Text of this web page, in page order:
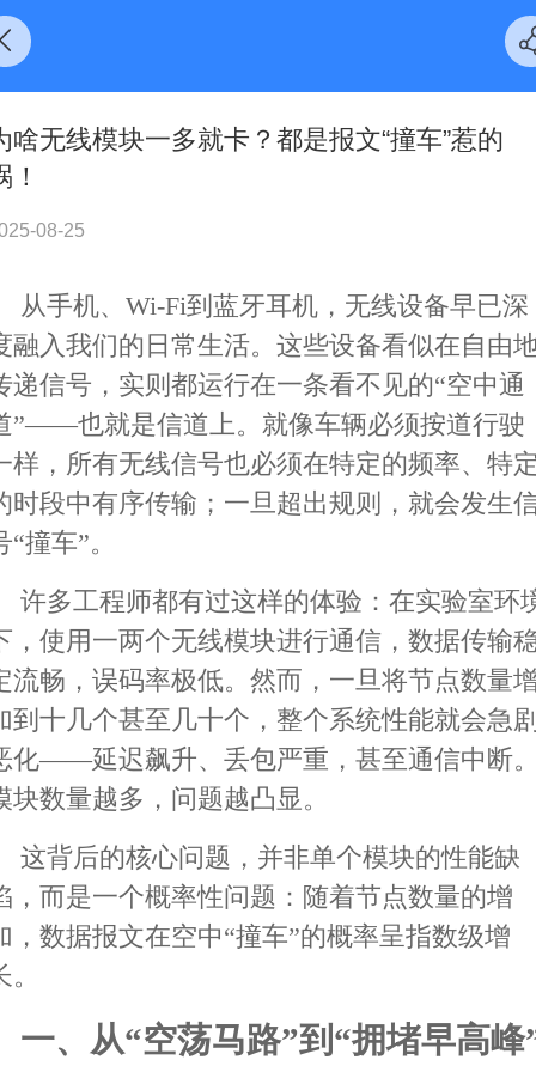
啥无线模块一多就卡？都是报文“撞车”惹的
！
08-25
从手机、Wi-Fi到蓝牙耳机，无线设备早已深
融入我们的日常生活。这些设备看似在自由
递信号，实则都运行在一条看不见的“空中通
”——也就是信道上。就像车辆必须按道行驶
样，所有无线信号也必须在特定的频率、特定
时段中有序传输；一旦超出规则，就会发生
“撞车”。
许多工程师都有过这样的体验：在实验室环
，使用一两个无线模块进行通信，数据传输
流畅，误码率极低。然而，一旦将节点数量
到十几个甚至几十个，整个系统性能就会急剧
化——延迟飙升、丢包严重，甚至通信中断。
块数量越多，问题越凸显。
这背后的核心问题，并非单个模块的性能缺
，而是一个概率性问题：随着节点数量的增
，数据报文在空中“撞车”的概率呈指数级增
。
一、从“空荡马路”到“拥堵早高峰